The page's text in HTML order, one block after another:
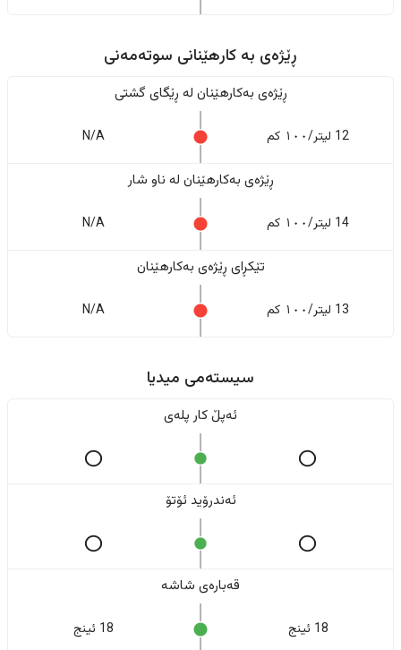
ڕێژەى به کارهێنانی سوتەمەنی
ڕێژەى بەکارهێنان له ڕێگای گشتی
12 لیتر/١٠٠ کم N/A
ڕێژەى بەکارهێنان له ناو شار
14 لیتر/١٠٠ کم N/A
تێکڕای ڕێژەى بەکارهێنان
13 لیتر/١٠٠ کم N/A
سیستەمی میدیا
ئەپڵ کار پلەی
ئەندرۆید ئۆتۆ
قەبارەی شاشە
18 ئینج 18 ئینج